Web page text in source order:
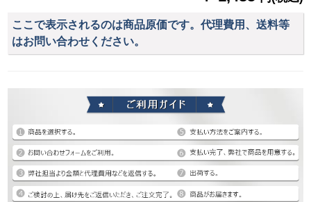
ここで表示されるのは商品原価です。代理費用、送料等
はお問い合わせください。